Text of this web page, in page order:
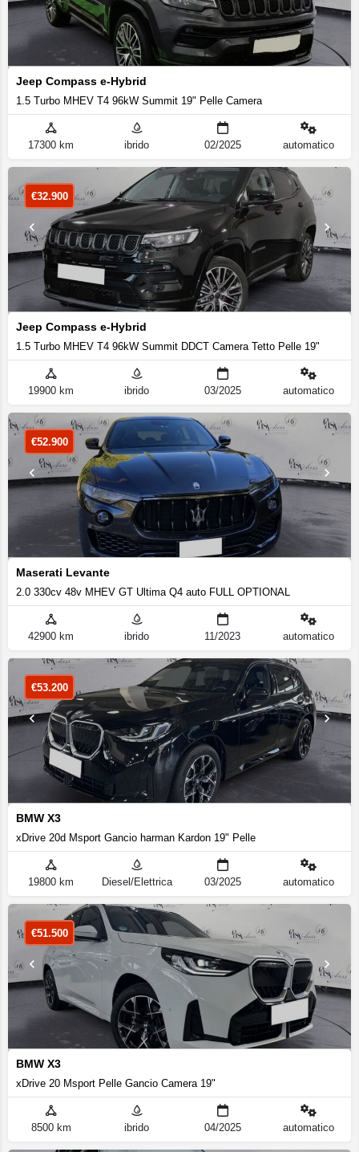
Jeep Compass e-Hybrid
1.5 Turbo MHEV T4 96kW Summit 19" Pelle Camera
17300 km ibrido 02/2025 automatico
Jeep Compass e-Hybrid
1.5 Turbo MHEV T4 96kW Summit DDCT Camera Tetto Pelle 19"
€32.900
19900 km ibrido 03/2025 automatico
Maserati Levante
2.0 330cv 48v MHEV GT Ultima Q4 auto FULL OPTIONAL
€52.900
42900 km ibrido 11/2023 automatico
BMW X3
xDrive 20d Msport Gancio harman Kardon 19" Pelle
€53.200
19800 km Diesel/Elettrica 03/2025 automatico
BMW X3
xDrive 20 Msport Pelle Gancio Camera 19"
€51.500
8500 km ibrido 04/2025 automatico